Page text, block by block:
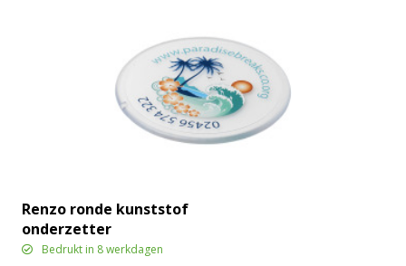
Renzo ronde kunststof
onderzetter
Bedrukt in 8 werkdagen